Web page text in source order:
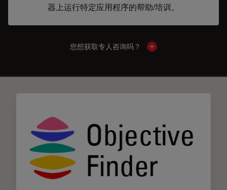
器上运行特定应用程序的帮助/培训。
您想获取专人咨询吗？ Show local contacts